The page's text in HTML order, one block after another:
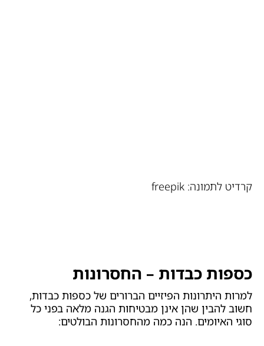
קרדיט לתמונה: freepik
כספות כבדות – החסרונות
למרות היתרונות הפיזיים הברורים של כספות כבדות,
חשוב להבין שהן אינן מבטיחות הגנה מלאה בפני כל
סוגי האיומים. הנה כמה מהחסרונות הבולטים: